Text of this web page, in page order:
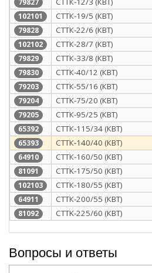
79827
102101 СТТК-19/5 (КВТ)
79828 СТТК-22/6 (КВТ)
102102 СТТК-28/7 (КВТ)
79829 СТТК-33/8 (КВТ)
79830 СТТК-40/12 (КВТ)
79203 СТТК-55/16 (КВТ)
79204 CTTK-75/20 (КВТ)
79205 СТТК-95/25 (КВТ)
65392 СТТК-115/34 (КВТ)
65393 СТТК-140/40 (КВТ)
64910 СТТК-160/50 (КВТ)
81091 CTTK-175/50 (КВТ)
102103 СТТК-180/55 (КВТ)
64911 СТТК-200/55 (КВТ)
81092 CTTK-225/60 (КВТ)
Вопросы и ответы